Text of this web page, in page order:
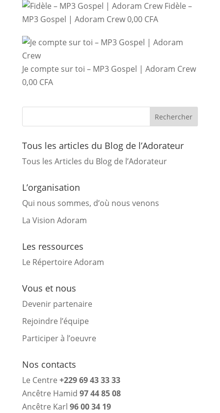
Fidèle –
MP3 Gospel | Adoram Crew0,00 CFA
Je compte sur toi – MP3 Gospel | Adoram Crew
0,00 CFA
Tous les articles du Blog de l’Adorateur
Tous les Articles du Blog de l’Adorateur
L’organisation
Qui nous sommes, d’où nous venons
La Vision Adoram
Les ressources
Le Répertoire Adoram
Vous et nous
Devenir partenaire
Rejoindre l’équipe
Participer à l’oeuvre
Nos contacts
Le Centre +229 69 43 33 33
Ancêtre Hamid 97 44 85 08
Ancêtre Karl 96 00 34 19